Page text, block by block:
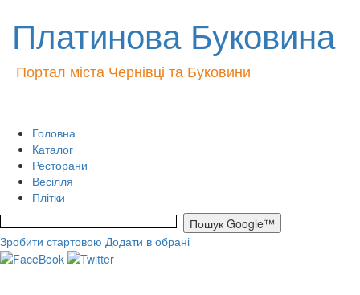
Платинова Буковина
Портал міста Чернівці та Буковини
Головна
Каталог
Ресторани
Весілля
Плітки
Зробити стартовою Додати в обрані